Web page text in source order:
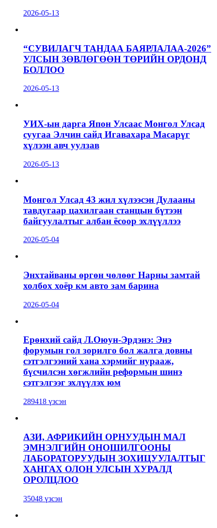
2026-05-13
“СУВИЛАГЧ ТАНДАА БАЯРЛАЛАА-2026”
УЛСЫН ЗӨВЛӨГӨӨН ТӨРИЙН ОРДОНД
БОЛЛОО
2026-05-13
УИХ-ын дарга Япон Улсаас Монгол Улсад
суугаа Элчин сайд Игавахара Масарүг
хүлээн авч уулзав
2026-05-13
Монгол Улсад 43 жил хүлээсэн Дулааны
тавдугаар цахилгаан станцын бүтээн
байгуулалтыг албан ёсоор эхлүүллээ
2026-05-04
Энхтайваны өргөн чөлөөг Нарны замтай
холбох хоёр км авто зам барина
2026-05-04
Ерөнхий сайд Л.Оюун-Эрдэнэ: Энэ
форумын гол зорилго бол жалга довны
сэтгэлгээний хана хэрмийг нурааж,
бүсчилсэн хөгжлийн реформын шинэ
сэтгэлгээг эхлүүлэх юм
289418 үзсэн
АЗИ, АФРИКИЙН ОРНУУДЫН МАЛ
ЭМНЭЛГИЙН ОНОШИЛГООНЫ
ЛАБОРАТОРУУДЫН ЗОХИЦУУЛАЛТЫГ
ХАНГАХ ОЛОН УЛСЫН ХУРАЛД
ОРОЛЦЛОО
35048 үзсэн